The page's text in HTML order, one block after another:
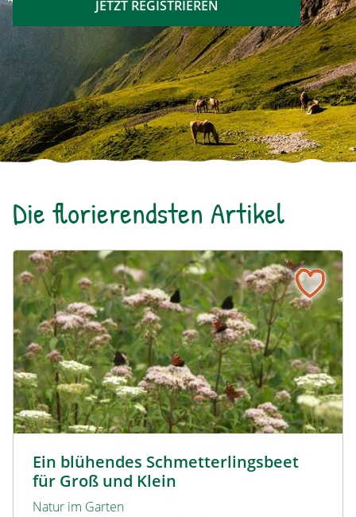
JETZT REGISTRIEREN
Die florierendsten Artikel
Ein blühendes Schmetterlingsbeet
für Groß und Klein
Natur im Garten
Ein blühendes Schmetterlingsbeet für Groß und Klein